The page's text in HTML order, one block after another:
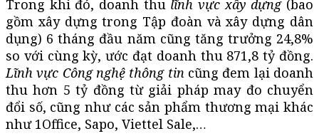
Trong khi đó, doanh thu lĩnh vực xây dựng(bao
gồm xây dựng trong Tập đoàn và xây dựng dân
dụng) 6 tháng đầu năm cũng tăng trưởng 24,8%
so với cùng kỳ, ước đạt doanh thu 871,8 tỷ đồng.
Lĩnh vực Công nghệ thông tincũng đem lại doanh
thu hơn 5 tỷ đồng từ giải pháp may đo chuyển
đổi số, cũng như các sản phẩm thương mại khác
như 1Office, Sapo, Viettel Sale,…